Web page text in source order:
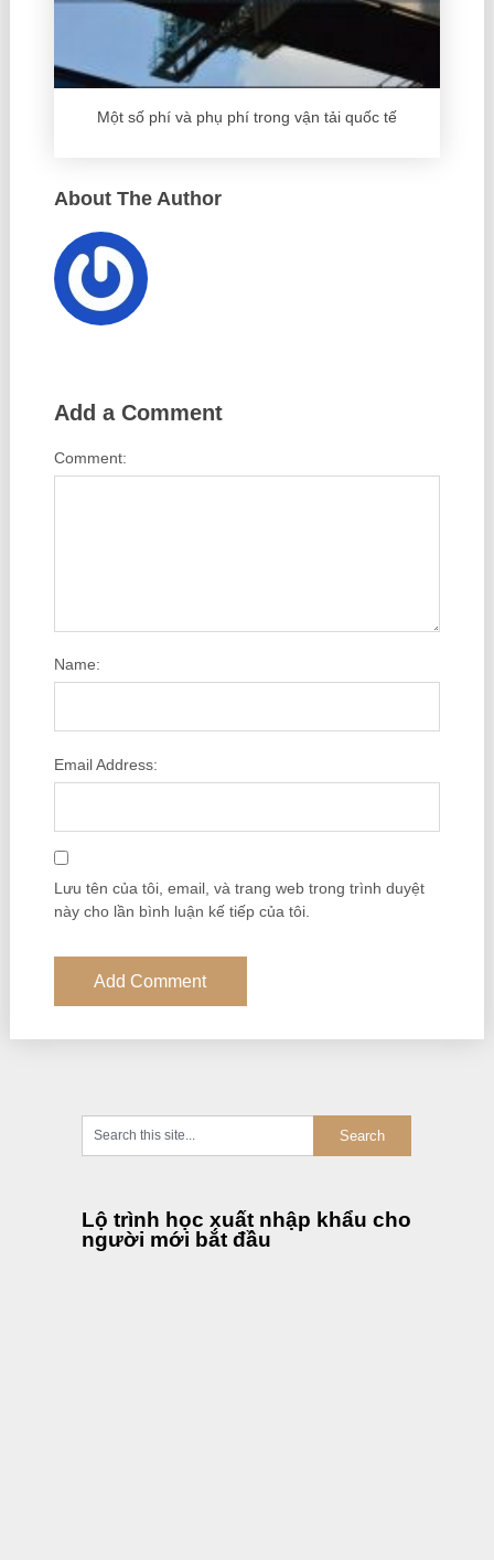
Một số phí và phụ phí trong vận tải quốc tế
About The Author
Add a Comment
Comment:
Name:
Email Address:
Lưu tên của tôi, email, và trang web trong trình duyệt
này cho lần bình luận kế tiếp của tôi.
Lộ trình học xuất nhập khẩu cho
người mới bắt đầu